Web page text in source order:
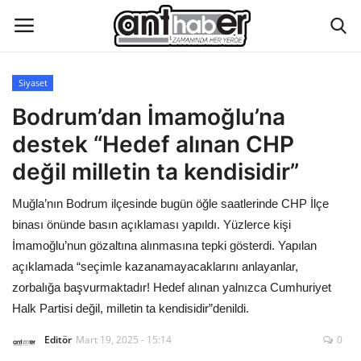
Künye
Eğitim
Hakkımızda
İletişim
Asayiş
Siyaset
Bodrum’dan İmamoğlu’na
destek “Hedef alınan CHP
değil milletin ta kendisidir”
Muğla’nın Bodrum ilçesinde bugün öğle saatlerinde CHP İlçe
binası önünde basın açıklaması yapıldı. Yüzlerce kişi
İmamoğlu’nun gözaltına alınmasına tepki gösterdi. Yapılan
açıklamada “seçimle kazanamayacaklarını anlayanlar,
zorbalığa başvurmaktadır! Hedef alınan yalnızca Cumhuriyet
Halk Partisi değil, milletin ta kendisidir”denildi.
Editör Mart 19, 2025 - 15:14 0